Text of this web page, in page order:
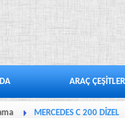
ARAÇ
MERCEDES C 200 DİZEL